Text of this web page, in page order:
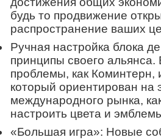
будь то продвижение
распространение ваших
Ручная настройка блока
принципы своего
проблемы, как Коминтерн,
который ориентирован на
международного рынка,
настроить цвета и
«Большая игра»: Новые